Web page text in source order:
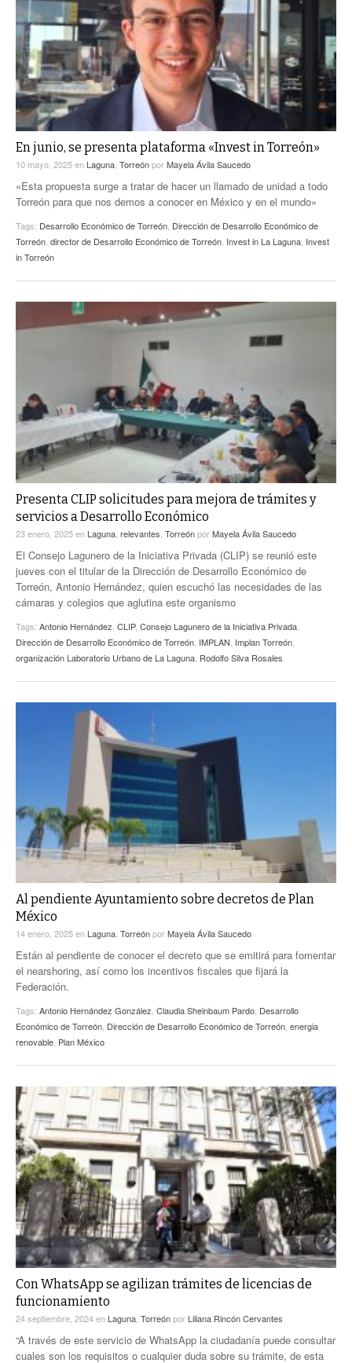
En junio, se presenta plataforma «Invest in Torreón»
10 mayo, 2025en Laguna TorreónporMayela Ávila Saucedo
«Esta propuesta surge a tratar de hacer un llamado de unidad a todo
Torreón para que nos demos a conocer en México y en el mundo»
Tags: Desarrollo Económico de Torreón Dirección de Desarrollo Económico de
Torreón director de Desarrollo Económico de Torreón Invest in La Laguna Invest
in Torreón
Presenta CLIP solicitudes para mejora de trámites y
servicios a Desarrollo Económico
23 enero, 2025en Laguna relevantes TorreónporMayela Ávila Saucedo
El Consejo Lagunero de la Iniciativa Privada (CLIP) se reunió este
jueves con el titular de la Dirección de Desarrollo Económico de
Torreón, Antonio Hernández, quien escuchó las necesidades de las
cámaras y colegios que aglutina este organismo
Tags: Antonio Hernández CLIP, Consejo Lagunero de la Iniciativa Privada
Dirección de Desarrollo Económico de Torreón IMPLAN Implan Torreón
organización Laboratorio Urbano de La Laguna Rodolfo Silva Rosales
Al pendiente Ayuntamiento sobre decretos de Plan
México
14 enero, 2025en Laguna, TorreónporMayela Ávila Saucedo
Están al pendiente de conocer el decreto que se emitirá para fomentar
el nearshoring, así como los incentivos fiscales que fijará la
Federación.
Tags: Antonio Hernández González, Claudia Sheinbaum Pardo, Desarrollo
Económico de Torreón, Dirección de Desarrollo Económico de Torreón, energia
renovable, Plan México
Con WhatsApp se agilizan trámites de licencias de
funcionamiento
24 septiembre, 2024en Laguna Torreónpor Liliana Rincón Cervantes
“A través de este servicio de WhatsApp la ciudadanía puede consultar
cuales son los requisitos o cualquier duda sobre su trámite, de esta